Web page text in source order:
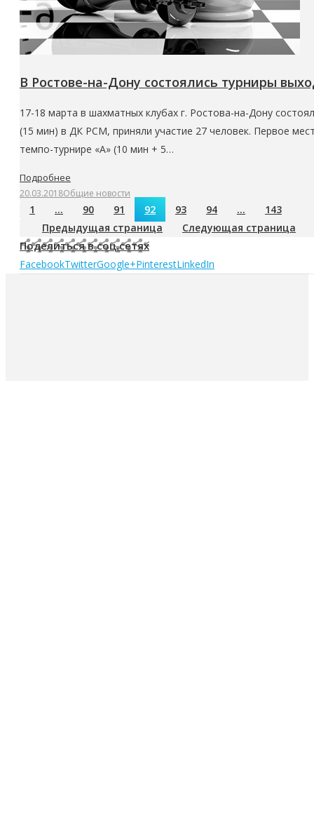
В Ростове-на-Дону состоялись турниры
17-18 марта в шахматных клубах г. Ростова-на-Дону
(15 мин) в ДК РСМ, приняли участие 27 человек. Первое
темпо-турнире «А» (10 мин + 5…
Подробнее
20.03.2018Общие новости
1 … 90 91 92 93 94 …
143
Предыдущая страница
Следующая страница
Поделиться в соц.сетях
FacebookTwitterGoogle+PinterestLinkedIn